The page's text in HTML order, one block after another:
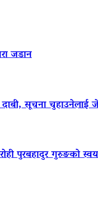
जडान
दाबी, सूचना
पुरबहादुर गुरुङको